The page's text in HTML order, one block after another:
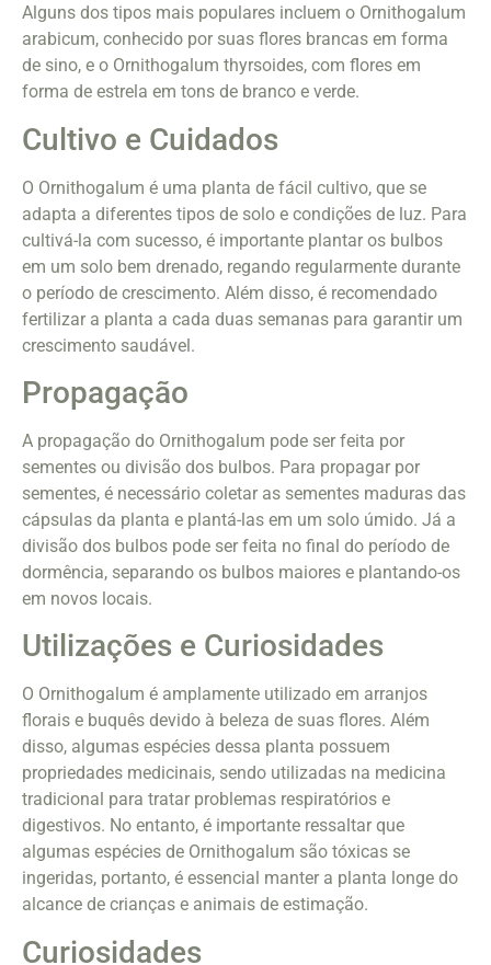
Alguns dos tipos mais populares incluem o Ornithogalum
arabicum, conhecido por suas flores brancas em forma
de sino, e o Ornithogalum thyrsoides, com flores em
forma de estrela em tons de branco e verde.
Cultivo e Cuidados
O Ornithogalum é uma planta de fácil cultivo, que se
adapta a diferentes tipos de solo e condições de luz. Para
cultivá-la com sucesso, é importante plantar os bulbos
em um solo bem drenado, regando regularmente durante
o período de crescimento. Além disso, é recomendado
fertilizar a planta a cada duas semanas para garantir um
crescimento saudável.
Propagação
A propagação do Ornithogalum pode ser feita por
sementes ou divisão dos bulbos. Para propagar por
sementes, é necessário coletar as sementes maduras das
cápsulas da planta e plantá-las em um solo úmido. Já a
divisão dos bulbos pode ser feita no final do período de
dormência, separando os bulbos maiores e plantando-os
em novos locais.
Utilizações e Curiosidades
O Ornithogalum é amplamente utilizado em arranjos
florais e buquês devido à beleza de suas flores. Além
disso, algumas espécies dessa planta possuem
propriedades medicinais, sendo utilizadas na medicina
tradicional para tratar problemas respiratórios e
digestivos. No entanto, é importante ressaltar que
algumas espécies de Ornithogalum são tóxicas se
ingeridas, portanto, é essencial manter a planta longe do
alcance de crianças e animais de estimação.
Curiosidades